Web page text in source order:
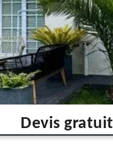
Devis gratuit